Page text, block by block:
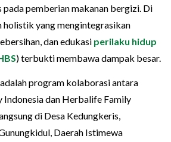
pemberian makanan bergizi. Di
holistik yang mengintegrasikan
dan edukasi perilaku hidup
) terbukti membawa dampak besar.
program kolaborasi antara
dan Herbalife Family
di Desa Kedungkeris,
Daerah Istimewa